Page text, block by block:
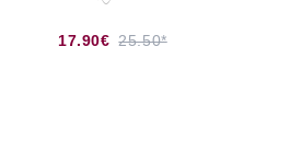
17.90€ 25.50*